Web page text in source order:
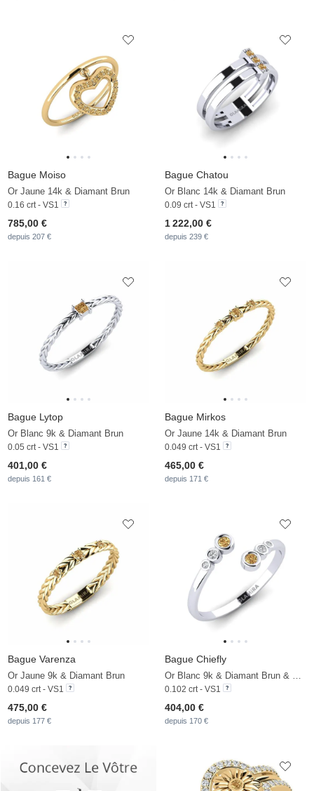
Bague Moiso
Or Jaune 14k & Diamant Brun
0.16 crt - VS1
785,00 €
depuis 207 €
Bague Chatou
Or Blanc 14k & Diamant Brun
0.09 crt - VS1
1 222,00 €
depuis 239 €
Bague Lytop
Or Blanc 9k & Diamant Brun
0.05 crt - VS1
401,00 €
depuis 161 €
Bague Mirkos
Or Jaune 14k & Diamant Brun
0.049 crt - VS1
465,00 €
depuis 171 €
Bague Varenza
Or Jaune 9k & Diamant Brun
0.049 crt - VS1
475,00 €
depuis 177 €
Bague Chiefly
Or Blanc 9k & Diamant Brun & Diamant
0.102 crt - VS1
404,00 €
depuis 170 €